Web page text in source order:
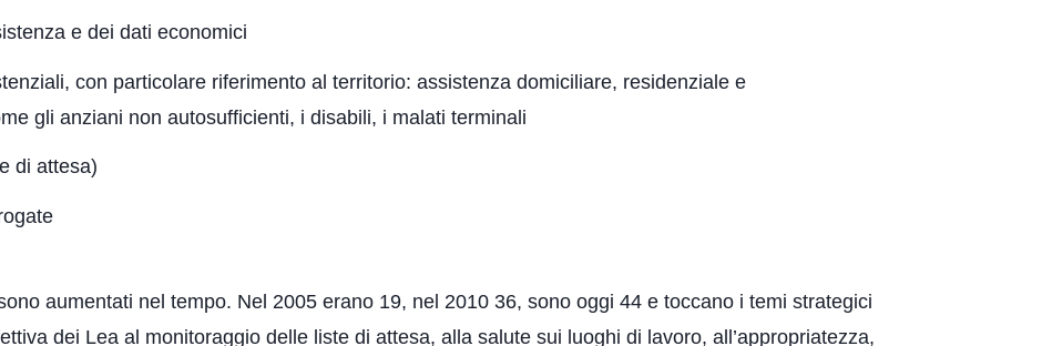
e dei dati economici
con particolare riferimento al territorio: assistenza domiciliare, residenziale e
gli anziani non autosufficienti, i disabili, i malati terminali
di attesa)
aumentati nel tempo. Nel 2005 erano 19, nel 2010 36, sono oggi 44 e toccano i temi strategici
dei Lea al monitoraggio delle liste di attesa, alla salute sui luoghi di lavoro, all’appropriatezza,